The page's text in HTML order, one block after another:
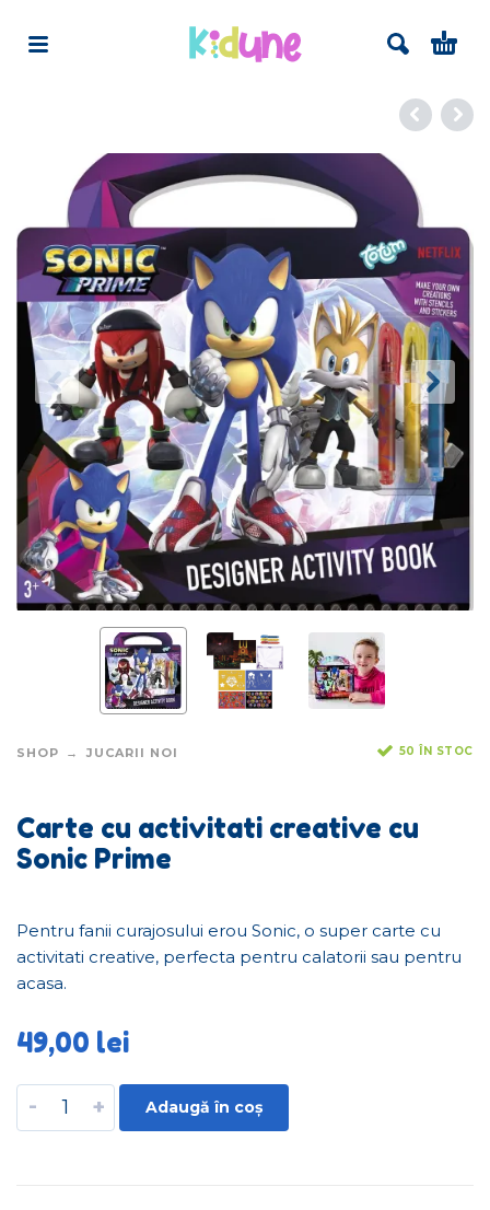
SHOP JUCARII NOI 50 ÎN STOC
Carte cu activitati creative cu
Sonic Prime
Pentru fanii curajosului erou Sonic, o super carte cu
activitati creative, perfecta pentru calatorii sau pentru
acasa.
49,00 lei
- + Adaugă în coș